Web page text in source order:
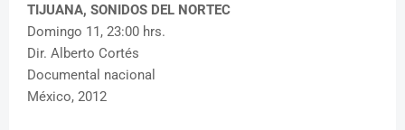
TIJUANA, SONIDOS DEL NORTEC
Domingo 11, 23:00 hrs.
Dir. Alberto Cortés
Documental nacional
México, 2012